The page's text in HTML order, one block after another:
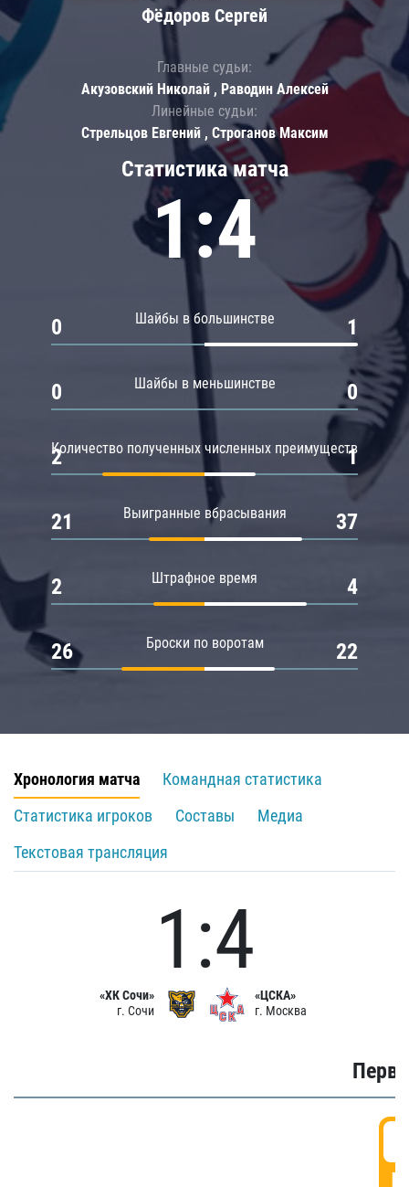
Статистика матча
1:4
Шайбы в большинстве
0 1
Шайбы в меньшинстве
0 0
Количество полученных численных преимуществ
2 1
Выигранные вбрасывания
21 37
Штрафное время
2 4
Броски по воротам
26 22
Фёдоров Сергей
Главные судьи:
Акузовский Николай , Раводин Алексей
Линейные судьи:
Стрельцов Евгений , Строганов Максим
Хронология матча
Командная статистика
Статистика игроков
Составы
Медиа
Текстовая трансляция
«ХК Сочи»
г. Сочи
1:4
«ЦСКА»
г. Москва